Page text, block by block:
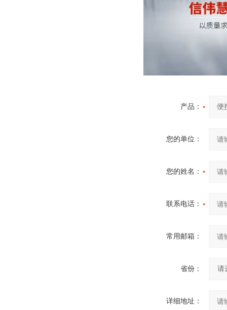
产品：
您的单位：
您的姓名：
联系电话：
常用邮箱：
省份：
详细地址：